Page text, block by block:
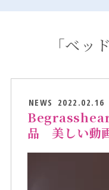
「ベッ
NEWS 2022.02.16
品 美しい動